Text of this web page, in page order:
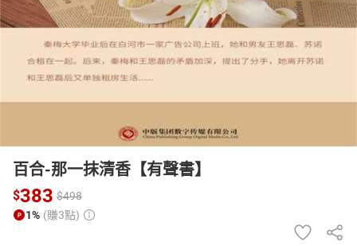
日本購物 電子/紙本書
百合-那一抹清香【有聲書】
$383 $498
1% (賺3點)